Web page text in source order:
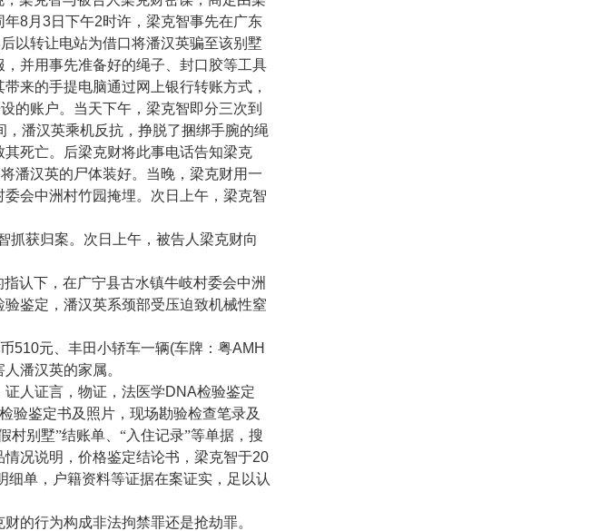
年8月 3日下午2时许，梁克智事先在广东
以转让电站为借口将潘汉英骗至该别墅
并用事先准备好的绳子、封口胶等工具
来的手提电脑通过网上银行转账方式，
的账户。当天下午，梁克智即分三次到
潘汉英乘机反抗，挣脱了捆绑手腕的绳
死亡。后梁克财将此事电话告知梁克
潘汉英的尸体装好。当晚，梁克财用一
会中洲村竹园掩埋。次日上午，梁克智
抓获归案。次日上午，被告人梁克财向
认下，在广宁县古水镇牛岐村委会中洲
鉴定，潘汉英系颈部受压迫致机械性窒
510元、丰田小轿车一辆(车牌：粤AMH
潘汉英的家属。
人证言，物证，法医学DNA检验鉴定
验鉴定书及照片，现场勘验检查笔录及
村别墅”结账单、“入住记录”等单据，搜
况说明，价格鉴定结论书，梁克智于20
细单，户籍资料等证据在案证实，足以认
行为构成非法拘禁罪还是抢劫罪。